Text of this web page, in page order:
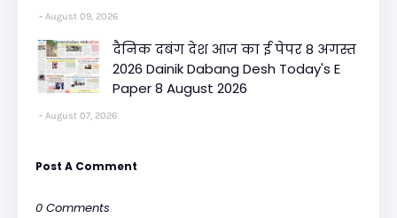
August 09, 2026
दैनिक दबंग देश आज का ई पेपर 8 अगस्त
2026 Dainik Dabang Desh Today's E
Paper 8 August 2026
August 07, 2026
Post A Comment
0 Comments